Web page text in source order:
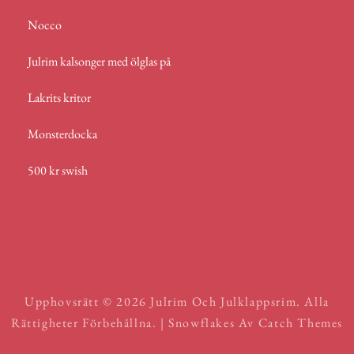
Nocco
Julrim kalsonger med ölglas på
Lakrits kritor
Monsterdocka
500 kr swish
Upphovsrätt © 2026 Julrim Och Julklappsrim. Alla
Rättigheter Förbehållna. | Snowflakes Av Catch Themes